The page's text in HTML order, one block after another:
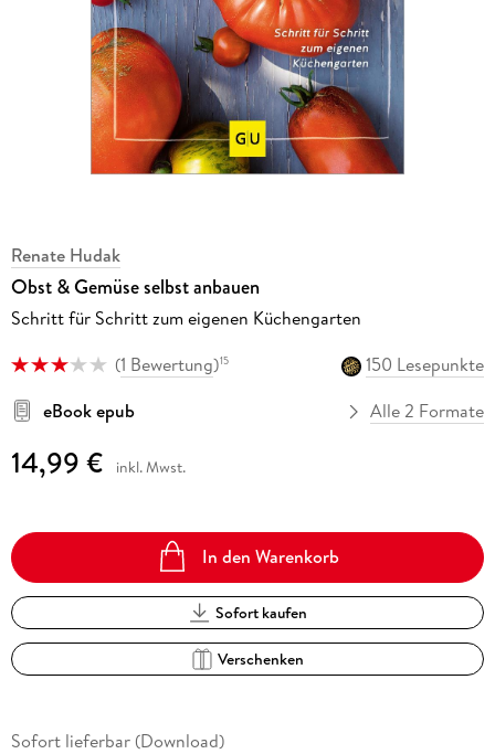
Renate Hudak
Obst & Gemüse selbst anbauen
Schritt für Schritt zum eigenen Küchengarten
(1 Bewertung)15
150 Lesepunkte
eBook epub
Alle 2 Formate
14,99 € inkl. Mwst.
In den Warenkorb
Sofort kaufen
Verschenken
Sofort lieferbar (Download)